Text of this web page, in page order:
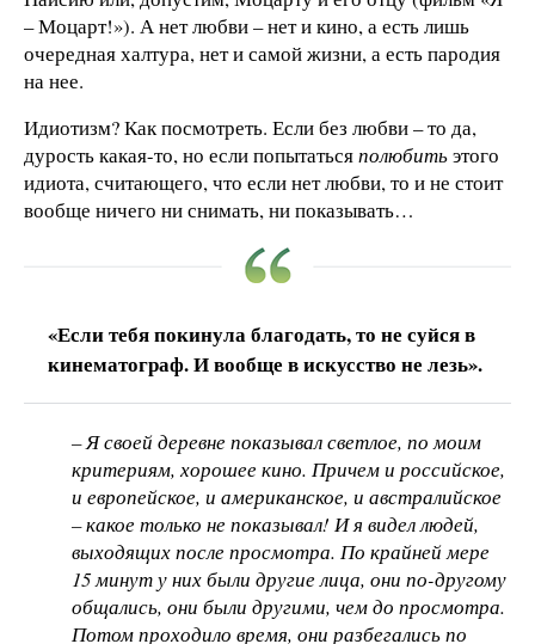
– Моцарт!»). А нет любви – нет и кино, а есть лишь
очередная халтура, нет и самой жизни, а есть пародия
на нее.
Идиотизм? Как посмотреть. Если без любви – то да,
дурость какая-то, но если попытатьсяполюбитьэтого
идиота, считающего, что если нет любви, то и не стоит
вообще ничего ни снимать, ни показывать…
«Если тебя покинула благодать, то не суйся в
кинематограф. И вообще в искусство не лезь».
– Я своей деревне показывал светлое, по моим
критериям, хорошее кино. Причем и российское,
и европейское, и американское, и австралийское
– какое только не показывал! И я видел людей,
выходящих после просмотра. По крайней мере
15 минут у них были другие лица, они по-другому
общались, они были другими, чем до просмотра.
Потом проходило время, они разбегались по